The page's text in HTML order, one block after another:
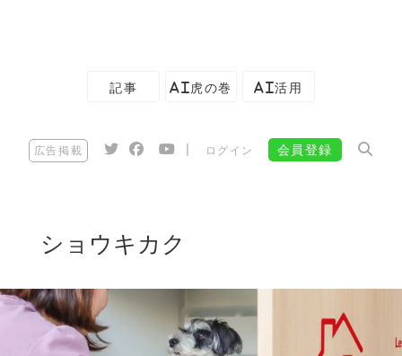
記事 AI虎の巻 AI活用
広告掲載 ログイン 会員登録
ショウキカク